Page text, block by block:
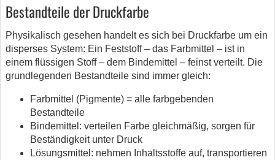
Bestandteile der Druckfarbe
Physikalisch gesehen handelt es sich bei Druckfarbe um ein
disperses System: Ein Feststoff – das Farbmittel – ist in
einem flüssigen Stoff – dem Bindemittel – feinst verteilt. Die
grundlegenden Bestandteile sind immer gleich:
Farbmittel (Pigmente) = alle farbgebenden
Bestandteile
Bindemittel: verteilen Farbe gleichmäßig, sorgen für
Beständigkeit unter Druck
Lösungsmittel: nehmen Inhaltsstoffe auf, transportieren